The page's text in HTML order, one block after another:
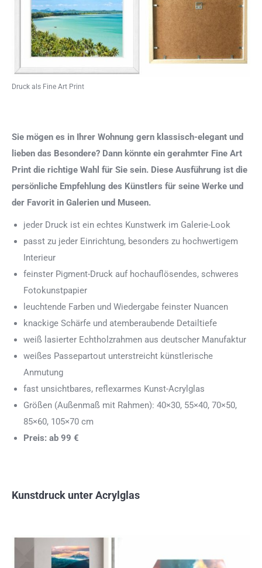
Druck als Fine Art Print
Sie mögen es in Ihrer Wohnung gern klassisch-elegant und
lieben das Besondere? Dann könnte ein gerahmter Fine Art
Print die richtige Wahl für Sie sein. Diese Ausführung ist die
persönliche Empfehlung des Künstlers für seine Werke und
der Favorit in Galerien und Museen.
jeder Druck ist ein echtes Kunstwerk im Galerie-Look
passt zu jeder Einrichtung, besonders zu hochwertigem
Interieur
feinster Pigment-Druck auf hochauflösendes, schweres
Fotokunstpapier
leuchtende Farben und Wiedergabe feinster Nuancen
knackige Schärfe und atemberaubende Detailtiefe
weiß lasierter Echtholzrahmen aus deutscher Manufaktur
weißes Passepartout unterstreicht künstlerische
Anmutung
fast unsichtbares, reflexarmes Kunst-Acrylglas
Größen (Außenmaß mit Rahmen): 40×30, 55×40, 70×50,
85×60, 105×70 cm
Preis: ab 99 €
Kunstdruck unter Acrylglas